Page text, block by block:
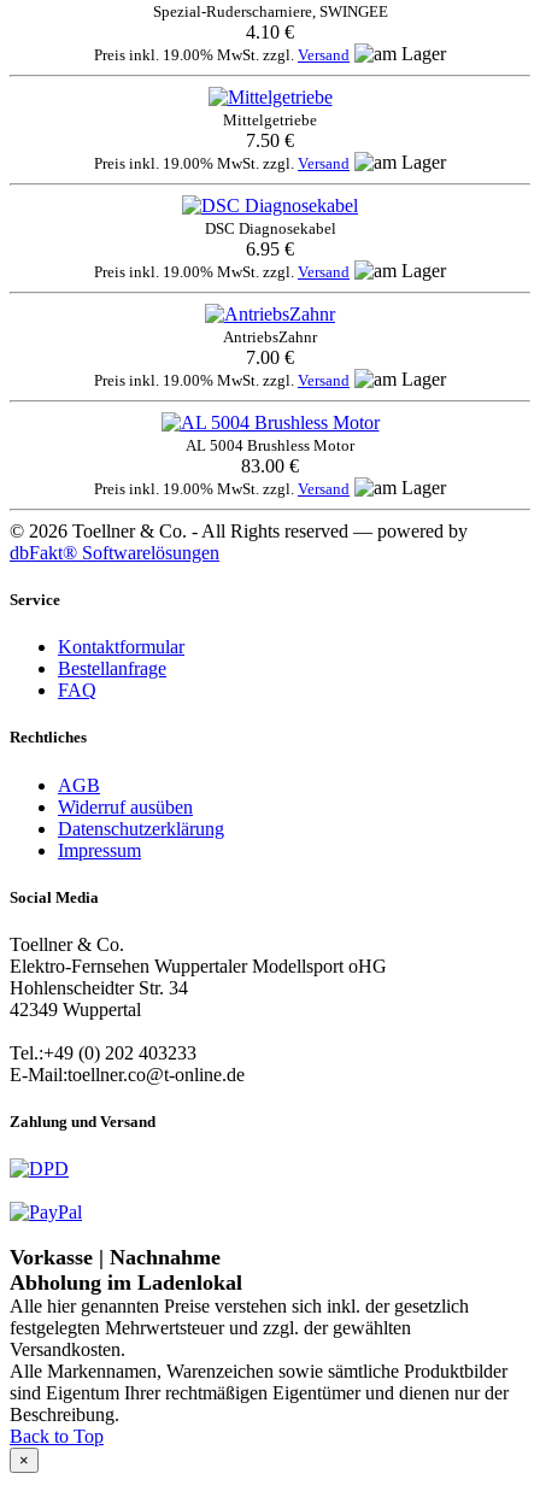
Spezial-Ruderscharniere, SWINGEE
4.10 €
Preis inkl. 19.00% MwSt. zzgl. Versand
Mittelgetriebe
7.50 €
Preis inkl. 19.00% MwSt. zzgl. Versand
DSC Diagnosekabel
6.95 €
Preis inkl. 19.00% MwSt. zzgl. Versand
AntriebsZahnr
7.00 €
Preis inkl. 19.00% MwSt. zzgl. Versand
AL 5004 Brushless Motor
83.00 €
Preis inkl. 19.00% MwSt. zzgl. Versand
© 2026 Toellner & Co. - All Rights reserved — powered by
dbFakt® Softwarelösungen
Service
Kontaktformular
Bestellanfrage
FAQ
Rechtliches
AGB
Widerruf ausüben
Datenschutzerklärung
Impressum
Social Media
Toellner & Co.
Elektro-Fernsehen Wuppertaler Modellsport oHG
Hohlenscheidter Str. 34
42349 Wuppertal
Tel.:+49 (0) 202 403233
E-Mail:toellner.co@t-online.de
Zahlung und Versand
Vorkasse | Nachnahme
Abholung im Ladenlokal
Alle hier genannten Preise verstehen sich inkl. der gesetzlich
festgelegten Mehrwertsteuer und zzgl. der gewählten
Versandkosten.
Alle Markennamen, Warenzeichen sowie sämtliche Produktbilder
sind Eigentum Ihrer rechtmäßigen Eigentümer und dienen nur der
Beschreibung.
Back to Top
×